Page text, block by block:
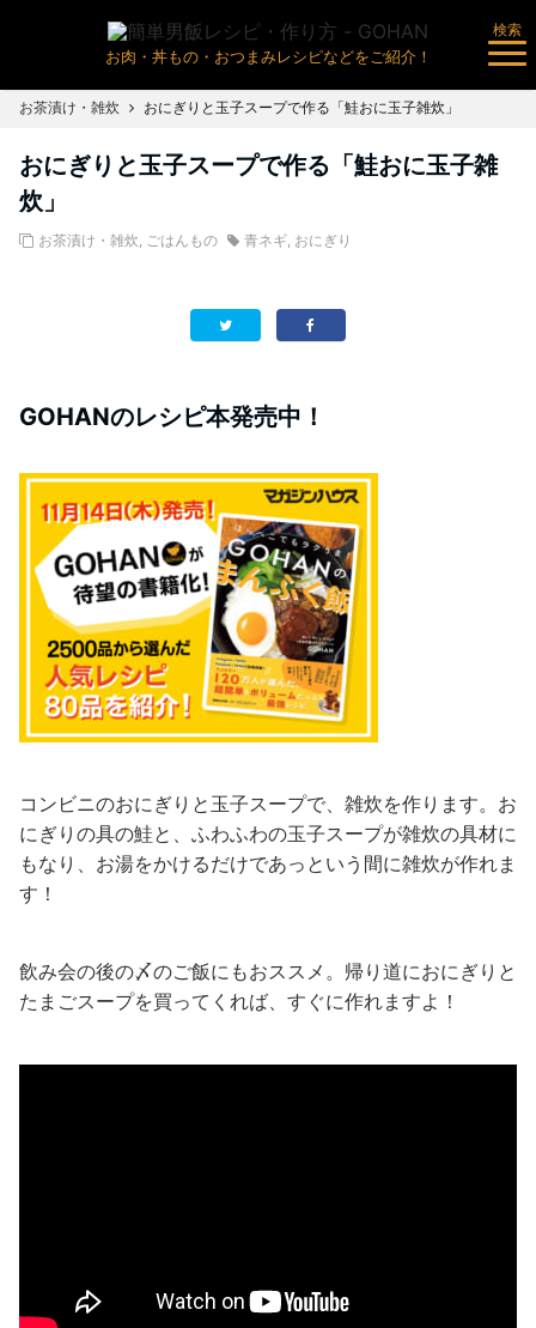
お肉・丼もの・おつまみレシピなどをご紹介！
検索
お茶漬け・雑炊 おにぎりと玉子スープで作る「鮭おに玉子雑炊」
おにぎりと玉子スープで作る「鮭おに玉子雑
炊」
お茶漬け・雑炊, ごはんもの 青ネギ, おにぎり
GOHANのレシピ本発売中！
コンビニのおにぎりと玉子スープで、雑炊を作ります。お
にぎりの具の鮭と、ふわふわの玉子スープが雑炊の具材に
もなり、お湯をかけるだけであっという間に雑炊が作れま
す！
飲み会の後の〆のご飯にもおススメ。帰り道におにぎりと
たまごスープを買ってくれば、すぐに作れますよ！